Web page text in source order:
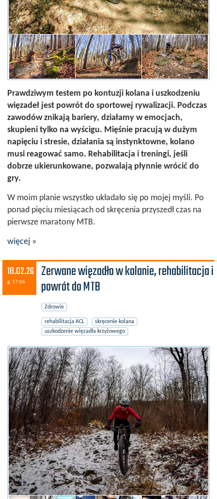
Prawdziwym testem po kontuzji kolana i uszkodzeniu
więzadeł jest powrót do sportowej rywalizacji. Podczas
zawodów znikają bariery, działamy w emocjach,
skupieni tylko na wyścigu. Mięśnie pracują w dużym
napięciu i stresie, działania są instynktowne, kolano
musi reagować samo. Rehabilitacja i treningi, jeśli
dobrze ukierunkowane, pozwalają płynnie wrócić do
gry.
W moim planie wszystko układało się po mojej myśli. Po
ponad pięciu miesiącach od skręcenia przyszedł czas na
pierwsze maratony MTB.
więcej »
18.02.26
g. 17:06
Zerwane więzadło w kolanie, rehabilitacja i
powrót do MTB
Zdrowie
rehabilitacja ACL
skręcenie kolana
uszkodzenie więzadła krzyżowego